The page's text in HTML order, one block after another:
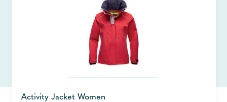
Activity Jacket Women